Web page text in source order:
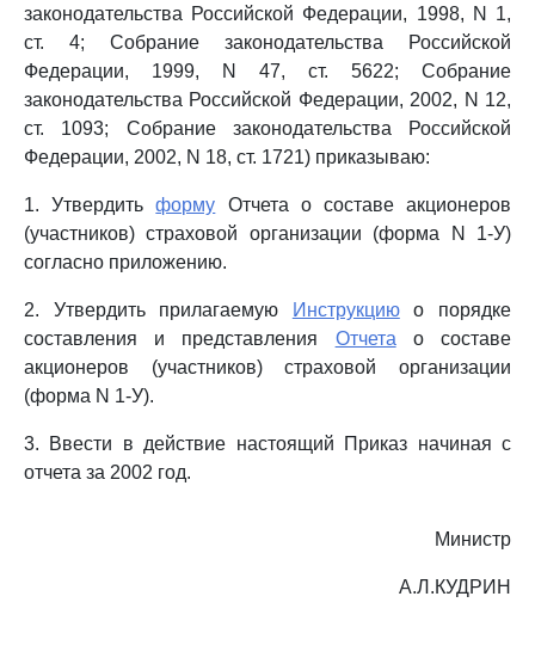
законодательства Российской Федерации, 1998, N 1,
ст. 4; Собрание законодательства Российской
Федерации, 1999, N 47, ст. 5622; Собрание
законодательства Российской Федерации, 2002, N 12,
ст. 1093; Собрание законодательства Российской
Федерации, 2002, N 18, ст. 1721) приказываю:
1. Утвердитьформу Отчета о составе акционеров
(участников) страховой организации (форма N 1-У)
согласно приложению.
2. Утвердить прилагаемую Инструкциюо порядке
составления и представления Отчета о составе
акционеров (участников) страховой организации
(форма N 1-У).
3. Ввести в действие настоящий Приказ начиная с
отчета за 2002 год.
Министр
А.Л.КУДРИН